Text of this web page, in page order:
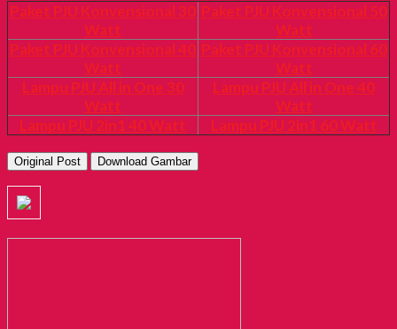
Paket PJU Konvensional 30
Watt
Paket PJU Konvensional 50
Watt
Paket PJU Konvensional 40
Watt
Paket PJU Konvensional 60
Watt
Lampu PJU All in One 30
Watt
Lampu PJU All in One 40
Watt
Lampu PJU 2in1 40 Watt
Lampu PJU 2in1 60 Watt
Original Post Download Gambar